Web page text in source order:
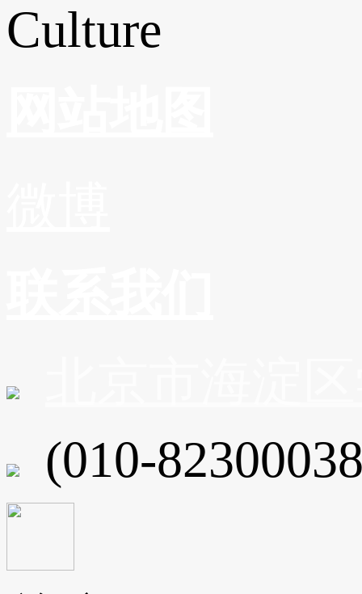
Culture
(010-